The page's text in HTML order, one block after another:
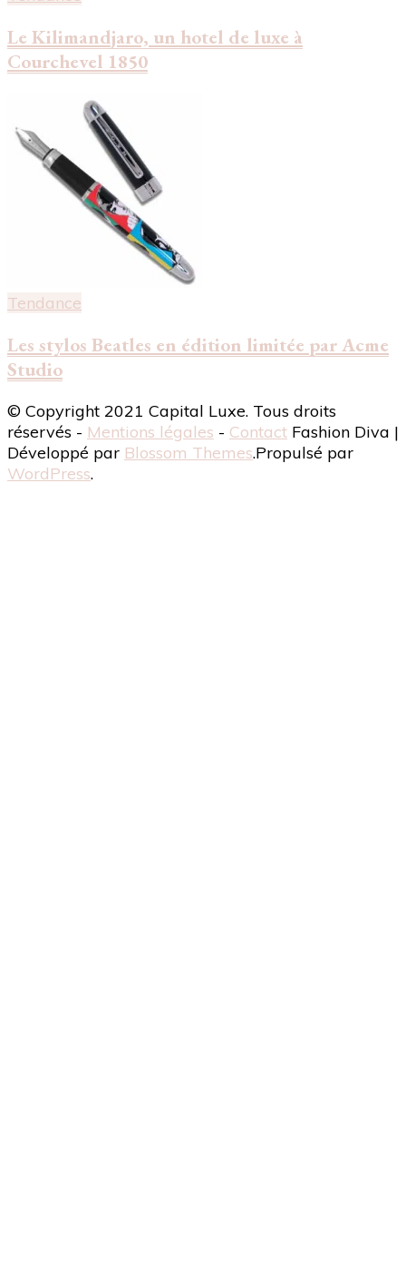
Le Kilimandjaro, un hotel de luxe à
Courchevel 1850
Tendance
Les stylos Beatles en édition limitée par Acme
Studio
© Copyright 2021 Capital Luxe. Tous droits
réservés - Mentions légales - Contact Fashion Diva |
Développé par Blossom Themes.Propulsé par
WordPress.